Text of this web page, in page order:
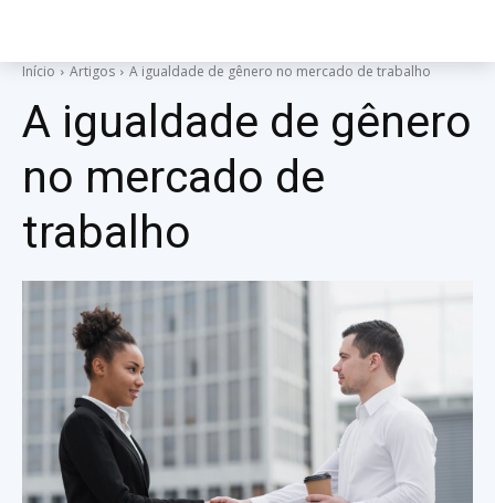
Início Artigos A igualdade de gênero no mercado de trabalho
A igualdade de gênero
no mercado de
trabalho